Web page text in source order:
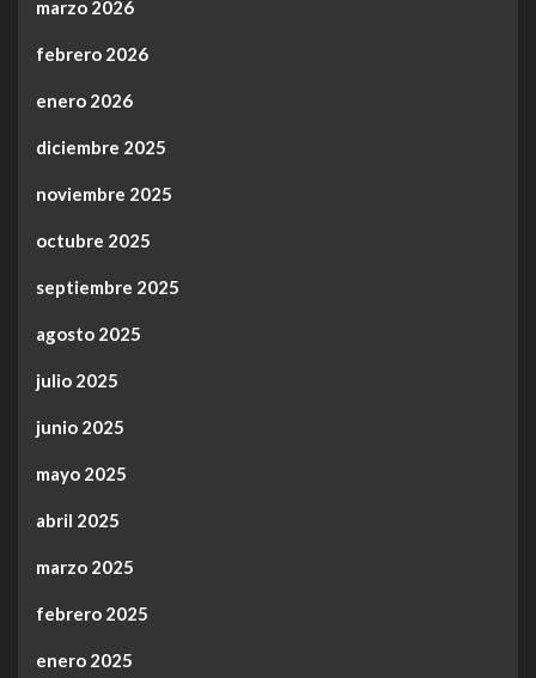
marzo 2026
febrero 2026
enero 2026
diciembre 2025
noviembre 2025
octubre 2025
septiembre 2025
agosto 2025
julio 2025
junio 2025
mayo 2025
abril 2025
marzo 2025
febrero 2025
enero 2025